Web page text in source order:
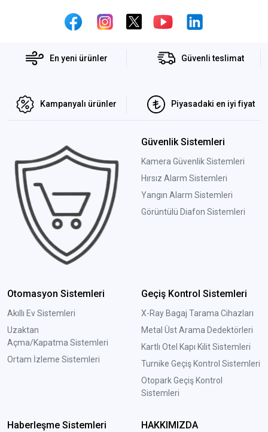
En yeni ürünler Güvenli teslimat
Kampanyalı ürünler Piyasadaki en iyi fiyat
Güvenlik Sistemleri
Kamera Güvenlik Sistemleri
Hırsız Alarm Sistemleri
Yangın Alarm Sistemleri
Görüntülü Diafon Sistemleri
Otomasyon Sistemleri
Akıllı Ev Sistemleri
Uzaktan
Açma/Kapatma Sistemleri
Ortam İzleme Sistemleri
Geçiş Kontrol Sistemleri
X-Ray Bagaj Tarama Cihazları
Metal Üst Arama Dedektörleri
Kartlı Otel Kapı Kilit Sistemleri
Turnike Geçiş Kontrol Sistemleri
Otopark Geçiş Kontrol
Sistemleri
Haberleşme Sistemleri HAKKIMIZDA